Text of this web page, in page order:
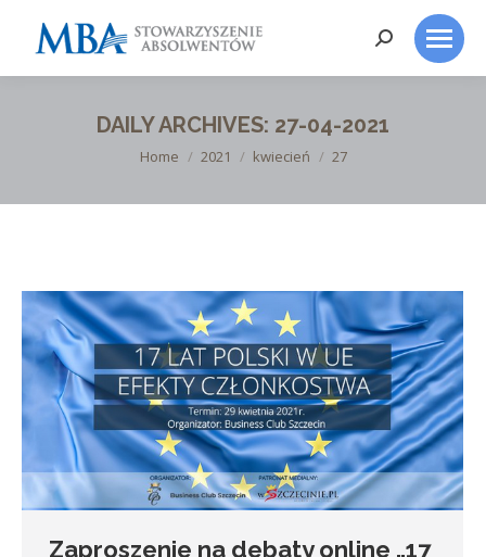
Search:
DAILY ARCHIVES: 27-04-2021
You are here:
Home 2021 kwiecień 27
Zaproszenie na debaty online „17